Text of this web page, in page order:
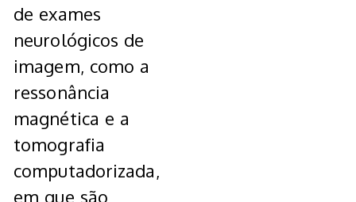
de exames
neurológicos de
imagem, como a
ressonância
magnética e a
tomografia
computadorizada,
em que são